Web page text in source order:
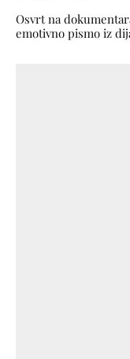
Osvrt na
emotivno pismo iz